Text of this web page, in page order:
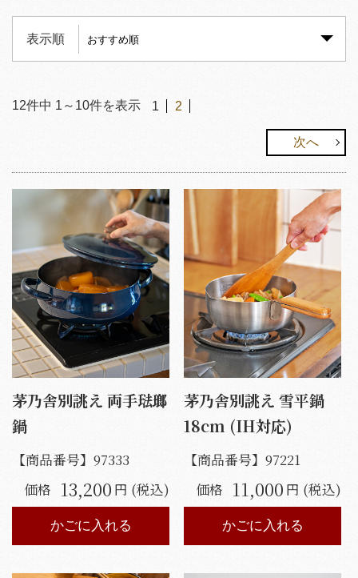
表示順
12件中 1 ～ 10件を表示 1 2
次へ
茅乃舎別誂え 両手琺瑯
鍋
【商品番号】 97333
価格 13,200 円 (税込)
かごに入れる
茅乃舎別誂え 雪平鍋
18cm (IH対応)
【商品番号】97221
価格 11,000 円 (税込)
かごに入れる